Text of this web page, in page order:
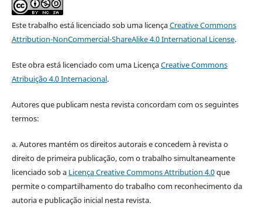
Este trabalho está licenciado sob uma licençaCreative Commons
Attribution-NonCommercial-ShareAlike 4.0 International License.
Este obra está licenciado com uma LicençaCreative Commons
Atribuição 4.0 Internacional.
Autores que publicam nesta revista concordam com os seguintes
termos:
a. Autores mantém os direitos autorais e concedem à revista o
direito de primeira publicação, com o trabalho simultaneamente
licenciado sob a Licença Creative Commons Attribution 4.0que
permite o compartilhamento do trabalho com reconhecimento da
autoria e publicação inicial nesta revista.